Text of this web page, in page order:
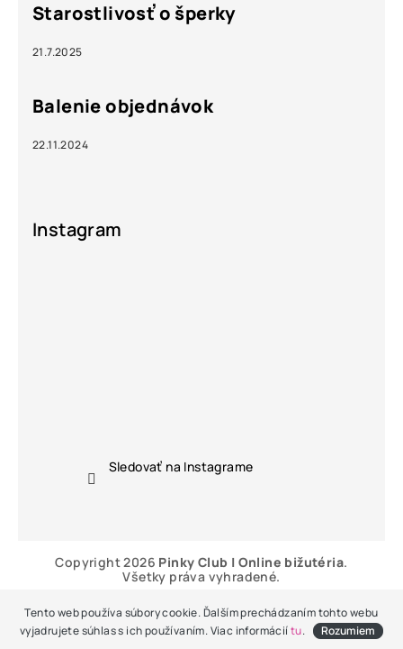
Tento web používa súbory cookie. Ďalším prechádzaním tohto webu
vyjadrujete súhlas s ich používaním. Viac informáciítu. Rozumiem
Starostlivosť o šperky
21.7.2025
Balenie objednávok
22.11.2024
Instagram
Sledovať na Instagrame
Copyright 2026 Pinky Club | Online bižutéria.
Všetky práva vyhradené.
Vytvoril Shoptet